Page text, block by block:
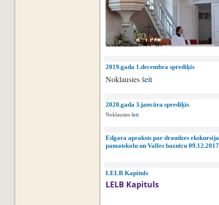
2019.gada 1.decembra sprediķis
Noklausiesšeit
2020.gada 3.janvāra sprediķis
Noklausies šeit
Edgara apraksts par draudzes
pamatskolu un Valles baznīcu
LELB Kapituls
LELB Kapituls